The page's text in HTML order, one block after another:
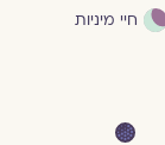
חיי מיניות